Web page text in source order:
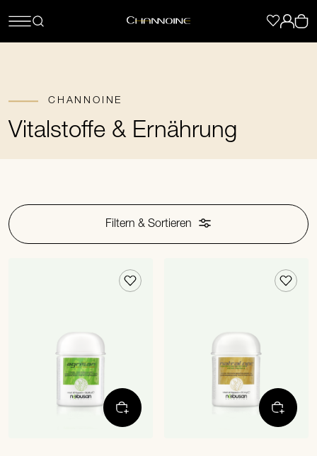
CHANNOINE
Vitalstoffe & Ernährung
Filtern & Sortieren